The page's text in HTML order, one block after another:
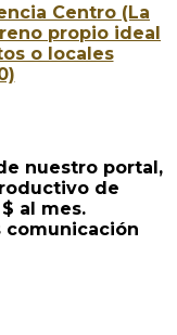
Centro (La
propio ideal
o locales
nuestro portal,
de
al mes.
comunicación